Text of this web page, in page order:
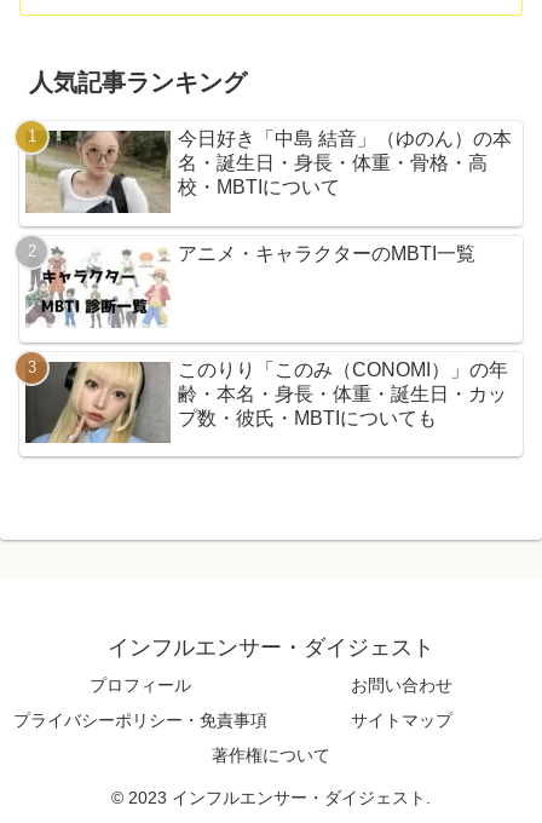
人気記事ランキング
今日好き「中島 結音」（ゆのん）の本
名・誕生日・身長・体重・骨格・高
校・MBTIについて
アニメ・キャラクターのMBTI一覧
このりり「このみ（CONOMI）」の年
齢・本名・身長・体重・誕生日・カッ
プ数・彼氏・MBTIについても
インフルエンサー・ダイジェスト
プロフィール
お問い合わせ
プライバシーポリシー・免責事項
サイトマップ
著作権について
© 2023 インフルエンサー・ダイジェスト.